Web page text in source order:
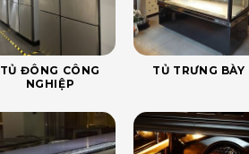
TỦ ĐÔNG CÔNG
NGHIỆP
TỦ TRƯNG BÀY